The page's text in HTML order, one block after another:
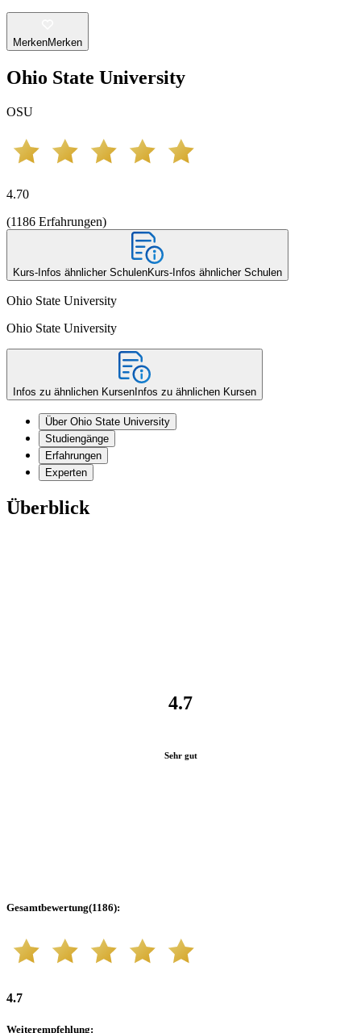
MerkenMerken
Ohio State University
OSU
4.70
(1186 Erfahrungen)
Kurs-Infos ähnlicher SchulenKurs-Infos ähnlicher Schulen
Ohio State University
Ohio State University
Infos zu ähnlichen Kursen Infos zu ähnlichen Kursen
Über Ohio State University
Studiengänge
Erfahrungen
Experten
Überblick
4.7
Sehr gut
Gesamtbewertung(1186):
4.7
Weiterempfehlung: